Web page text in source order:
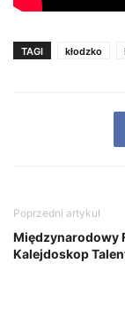
TAGI kłodzko
Poprzedni artykuł
Międzynarodowy
Kalejdoskop